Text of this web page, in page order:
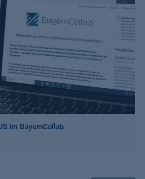
im BayernCollab